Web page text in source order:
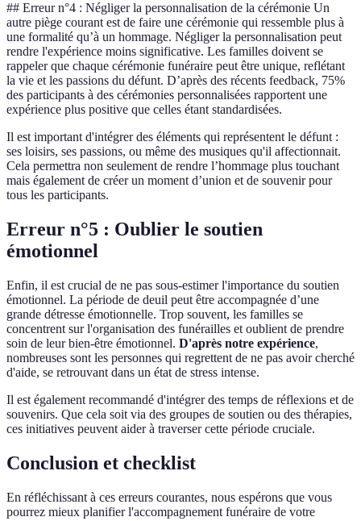
## Erreur n°4 : Négliger la personnalisation de la cérémonie Un
autre piège courant est de faire une cérémonie qui ressemble plus à
une formalité qu’à un hommage. Négliger la personnalisation peut
rendre l'expérience moins significative. Les familles doivent se
rappeler que chaque cérémonie funéraire peut être unique, reflétant
la vie et les passions du défunt. D’après des récents feedback, 75%
des participants à des cérémonies personnalisées rapportent une
expérience plus positive que celles étant standardisées.
Il est important d'intégrer des éléments qui représentent le défunt :
ses loisirs, ses passions, ou même des musiques qu'il affectionnait.
Cela permettra non seulement de rendre l’hommage plus touchant
mais également de créer un moment d’union et de souvenir pour
tous les participants.
Erreur n°5 : Oublier le soutien
émotionnel
Enfin, il est crucial de ne pas sous-estimer l'importance du soutien
émotionnel. La période de deuil peut être accompagnée d’une
grande détresse émotionnelle. Trop souvent, les familles se
concentrent sur l'organisation des funérailles et oublient de prendre
soin de leur bien-être émotionnel. D'après notre expérience,
nombreuses sont les personnes qui regrettent de ne pas avoir cherché
d'aide, se retrouvant dans un état de stress intense.
Il est également recommandé d'intégrer des temps de réflexions et de
souvenirs. Que cela soit via des groupes de soutien ou des thérapies,
ces initiatives peuvent aider à traverser cette période cruciale.
Conclusion et checklist
En réfléchissant à ces erreurs courantes, nous espérons que vous
pourrez mieux planifier l'accompagnement funéraire de votre